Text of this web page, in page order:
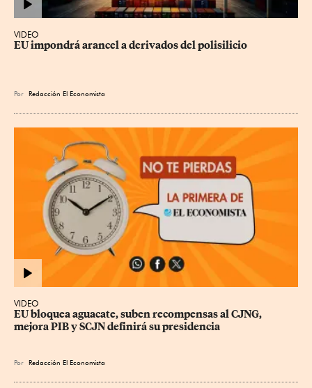
VIDEO
EU impondrá arancel a derivados del polisilicio
Por Redacción El Economista
VIDEO
EU bloquea aguacate, suben recompensas al CJNG,
mejora PIB y SCJN definirá su presidencia
Por Redacción El Economista